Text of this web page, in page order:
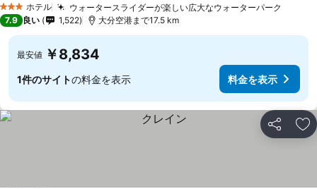
3 ホテルのランク
ホテル ウォータースライダーが楽しい広大なウォーターパーク
7.9 良い 1,522 大分空港まで17.5 km
最安値 ￥8,834
1件のサイトの料金を表示 料金を表示
シェア お